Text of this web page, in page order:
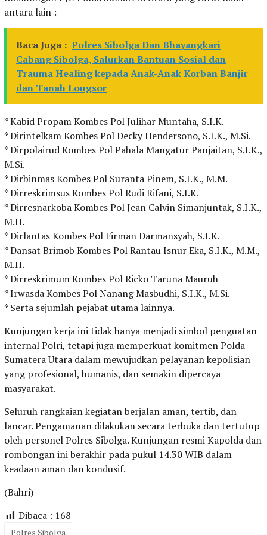
antara lain :
Baca Juga : Polres Sibolga Dan Bhayangkari
Cabang Sibolga, Salurkan Bantuan Sosial dan
Trauma Healing kepada Anak-Anak Korban Banjir
dan Tanah Longsor
* Kabid Propam Kombes Pol Julihar Muntaha, S.I.K.
* Dirintelkam Kombes Pol Decky Hendersono, S.I.K., M.Si.
* Dirpolairud Kombes Pol Pahala Mangatur Panjaitan, S.I.K.,
M.Si.
* Dirbinmas Kombes Pol Suranta Pinem, S.I.K., M.M.
* Dirreskrimsus Kombes Pol Rudi Rifani, S.I.K.
* Dirresnarkoba Kombes Pol Jean Calvin Simanjuntak, S.I.K.,
M.H.
* Dirlantas Kombes Pol Firman Darmansyah, S.I.K.
* Dansat Brimob Kombes Pol Rantau Isnur Eka, S.I.K., M.M.,
M.H.
* Dirreskrimum Kombes Pol Ricko Taruna Mauruh
* Irwasda Kombes Pol Nanang Masbudhi, S.I.K., M.Si.
* Serta sejumlah pejabat utama lainnya.
Kunjungan kerja ini tidak hanya menjadi simbol penguatan
internal Polri, tetapi juga memperkuat komitmen Polda
Sumatera Utara dalam mewujudkan pelayanan kepolisian
yang profesional, humanis, dan semakin dipercaya
masyarakat.
Seluruh rangkaian kegiatan berjalan aman, tertib, dan
lancar. Pengamanan dilakukan secara terbuka dan tertutup
oleh personel Polres Sibolga. Kunjungan resmi Kapolda dan
rombongan ini berakhir pada pukul 14.30 WIB dalam
keadaan aman dan kondusif.
(Bahri)
Dibaca : 168
Polres Sibolga